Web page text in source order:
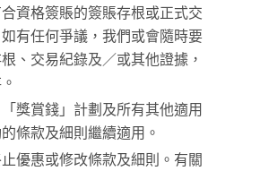
資格簽賬的簽賬存根或正式交
有任何爭議，我們或會隨時要
、交易紀錄及／或其他證據，
獎賞錢」計劃及所有其他適用
條款及細則繼續適用。
優惠或修改條款及細則。有關